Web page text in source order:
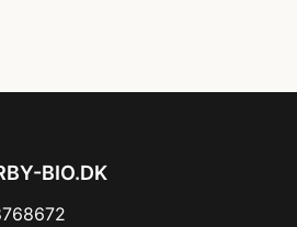
BIO.DK